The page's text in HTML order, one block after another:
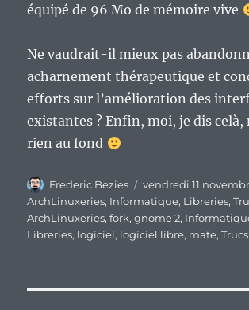
équipé de 96 Mo de mémoire vive
Ne vaudrait-il mieux pas
acharnement thérapeutique et
efforts sur l’amélioration des
existantes ? Enfin, moi, je dis celà,
rien au fond
Auteur
Frederic Bezies
Publié
le
vendredi 11
ArchLinuxeries, Informatique, Libreries,
ArchLinuxeries,fork,gnome 2,
Libreries, logiciel, logiciel libre, mate,